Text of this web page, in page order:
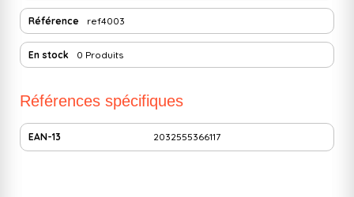
Référence ref4003
En stock 0 Produits
Références spécifiques
EAN-13 2032555366117